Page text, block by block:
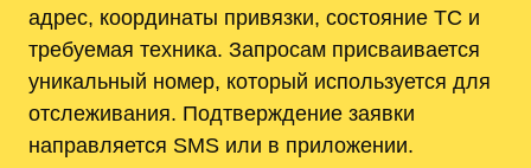
адрес, координаты привязки, состояние ТС и
требуемая техника. Запросам присваивается
уникальный номер, который используется для
отслеживания. Подтверждение заявки
направляется SMS или в приложении.